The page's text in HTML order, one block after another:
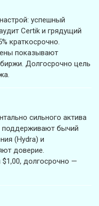
успешный
Certik и грядущий
краткосрочно.
показывают
Долгосрочно цель
сильного актива
поддерживают бычий
(Hydra) и
доверие.
долгосрочно —